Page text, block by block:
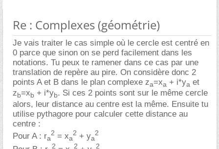
Re : Complexes (géométrie)
Je vais traiter le cas simple où le cercle est centré en
0 parce que sinon on se perd facilement dans les
notations. Tu peux te ramener dans ce cas par une
translation de repère au pire. On considère donc 2
points A et B dans le plan complexe za=xa + i*ya et
zb=xb + i*yb. Si ces 2 points sont sur le même cercle
alors, leur distance au centre est la même. Ensuite tu
utilise pythagore pour calculer cette distance au
centre :
Pour A : ra
2 = xa
2 + ya
2
2 2 2